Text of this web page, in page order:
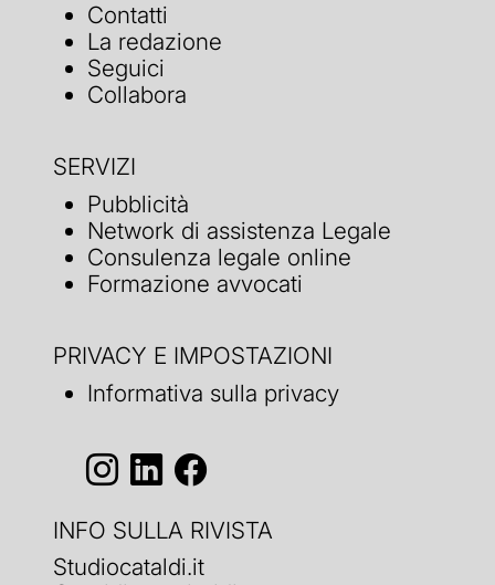
Contatti
La redazione
Seguici
Collabora
SERVIZI
Pubblicità
Network di assistenza Legale
Consulenza legale online
Formazione avvocati
PRIVACY E IMPOSTAZIONI
Informativa sulla privacy
INFO SULLA RIVISTA
Studiocataldi.it